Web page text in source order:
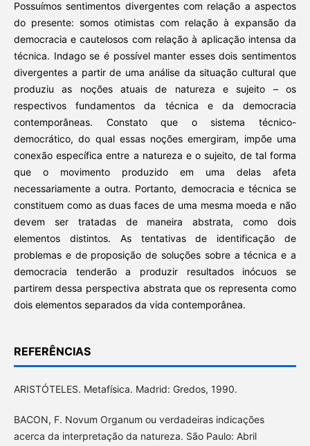
Possuímos sentimentos divergentes com relação a aspectos
do presente: somos otimistas com relação à expansão da
democracia e cautelosos com relação à aplicação intensa da
técnica. Indago se é possível manter esses dois sentimentos
divergentes a partir de uma análise da situação cultural que
produziu as noções atuais de natureza e sujeito – os
respectivos fundamentos da técnica e da democracia
contemporâneas. Constato que o sistema técnico-
democrático, do qual essas noções emergiram, impõe uma
conexão específica entre a natureza e o sujeito, de tal forma
que o movimento produzido em uma delas afeta
necessariamente a outra. Portanto, democracia e técnica se
constituem como as duas faces de uma mesma moeda e não
devem ser tratadas de maneira abstrata, como dois
elementos distintos. As tentativas de identificação de
problemas e de proposição de soluções sobre a técnica e a
democracia tenderão a produzir resultados inócuos se
partirem dessa perspectiva abstrata que os representa como
dois elementos separados da vida contemporânea.
REFERÊNCIAS
ARISTÓTELES. Metafísica. Madrid: Gredos, 1990.
BACON, F. Novum Organum ou verdadeiras indicações
acerca da interpretação da natureza. São Paulo: Abril